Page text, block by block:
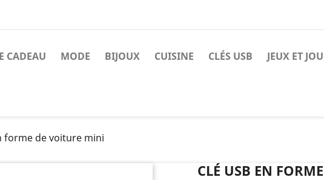
CADEAU MODE BIJOUX CUISINE CLÉS USB JEUX ET
forme de voiture mini
CLÉ USB EN